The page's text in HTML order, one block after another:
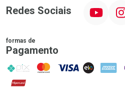
Redes Sociais
formas de
Pagamento
PIX MasterCard
VISA ELO AMEX
Hipercard